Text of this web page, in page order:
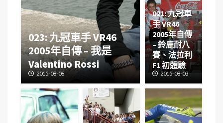
023: 九冠車手 VR46
2005年自傳 – 我是
Valentino Rossi
2015-08-06
021: 九冠車
手 VR46
2005年自傳
– 鈴鹿耐八
賽、法拉利
F1 初體驗
2015-08-03